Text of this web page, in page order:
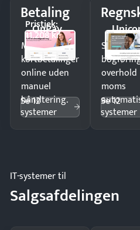
Betaling
OnPay
Pristjek:
11.208 kr
Modtag
kortbetalinger
online uden
manuel
håndtering.
Se 12
systemer
Spar
overhold
moms
Se 12
systemer
IT-systemer til
Salgsafdelingen